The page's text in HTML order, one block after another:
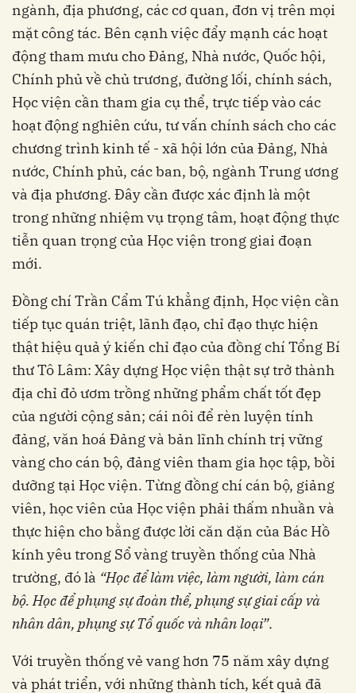
ngành, địa phương, các cơ quan, đơn vị trên mọi
mặt công tác. Bên cạnh việc đẩy mạnh các hoạt
động tham mưu cho Đảng, Nhà nước, Quốc hội,
Chính phủ về chủ trương, đường lối, chính sách,
Học viện cần tham gia cụ thể, trực tiếp vào các
hoạt động nghiên cứu, tư vấn chính sách cho các
chương trình kinh tế - xã hội lớn của Đảng, Nhà
nước, Chính phủ, các ban, bộ, ngành Trung ương
và địa phương. Đây cần được xác định là một
trong những nhiệm vụ trọng tâm, hoạt động thực
tiễn quan trọng của Học viện trong giai đoạn
mới.
Đồng chí Trần Cẩm Tú khẳng định, Học viện cần
tiếp tục quán triệt, lãnh đạo, chỉ đạo thực hiện
thật hiệu quả ý kiến chỉ đạo của đồng chí Tổng Bí
thư Tô Lâm: Xây dựng Học viện thật sự trở thành
địa chỉ đỏ ươm trồng những phẩm chất tốt đẹp
của người cộng sản; cái nôi để rèn luyện tính
đảng, văn hoá Đảng và bản lĩnh chính trị vững
vàng cho cán bộ, đảng viên tham gia học tập, bồi
dưỡng tại Học viện. Từng đồng chí cán bộ, giảng
viên, học viên của Học viện phải thấm nhuần và
thực hiện cho bằng được lời căn dặn của Bác Hồ
kính yêu trong Sổ vàng truyền thống của Nhà
trường, đó là “Học để làm việc, làm người, làm cán
bộ. Học để phụng sự đoàn thể, phụng sự giai cấp và
nhân dân, phụng sự Tổ quốc và nhân loại”.
Với truyền thống vẻ vang hơn 75 năm xây dựng
và phát triển, với những thành tích, kết quả đã